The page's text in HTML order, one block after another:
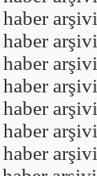
arşivi
arşivi
arşivi
arşivi
arşivi
arşivi
arşivi